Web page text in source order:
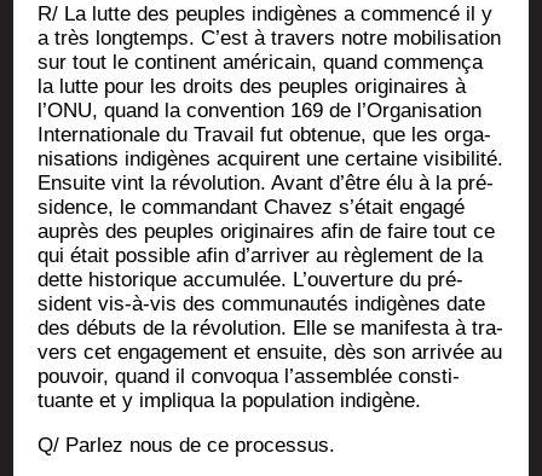
R/ La lutte des peuples indi­gènes a com­men­cé il y
a très long­temps. C’est à tra­vers notre mobi­li­sa­tion
sur tout le conti­nent amé­ri­cain, quand com­men­ça
la lutte pour les droits des peuples ori­gi­naires à
l’ONU, quand la conven­tion 169 de l’Organisation
Inter­na­tio­nale du Tra­vail fut obte­nue, que les orga­
ni­sa­tions indi­gènes acquirent une cer­taine visi­bi­li­té.
Ensuite vint la révo­lu­tion. Avant d’être élu à la pré­
si­dence, le com­man­dant Cha­vez s’était enga­gé
auprès des peuples ori­gi­naires afin de faire tout ce
qui était pos­sible afin d’arriver au règle­ment de la
dette his­to­rique accu­mu­lée. L’ouverture du pré­
sident vis-à-vis des com­mu­nau­tés indi­gènes date
des débuts de la révo­lu­tion. Elle se mani­fes­ta à tra­
vers cet enga­ge­ment et ensuite, dès son arri­vée au
pou­voir, quand il convo­qua l’assemblée consti­
tuante et y impli­qua la popu­la­tion indigène.
Q/ Par­lez nous de ce processus.